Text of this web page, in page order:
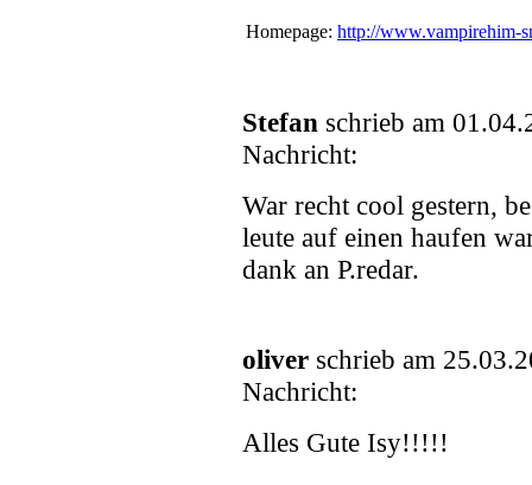
Homepage: http://www.vampirehim-
Stefan schrieb am
Nachricht:
War recht cool gestern,
leute auf einen haufen
dank an P.redar.
oliver schrieb am
Nachricht:
Alles Gute Isy!!!!!